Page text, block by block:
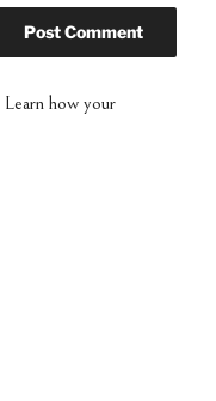
Learn how your